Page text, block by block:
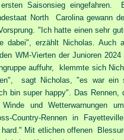
Saisonsieg eingefahren.
North Carolina gewann
"Ich hatte einen sehr
erzählt Nicholas. Auch
WM-Vierten der Junioren
auffuhr, klemmte sich
sagt Nicholas, "es war ein
bin super happy". Das Rennen,
und Wetterwarnungen
Country-Rennen in
Mit etlichen offenen